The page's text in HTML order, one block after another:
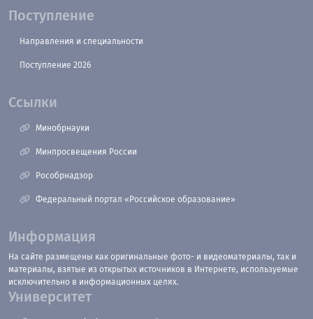
Поступление
Направления и специальности
Поступление 2026
Ссылки
Минобрнауки
Минпросвещения России
Рособрнадзор
Федеральный портал «Российское образование»
Информация
На сайте размещены как оригинальные фото- и видеоматериалы, так и
материалы, взятые из открытых источников в Интернете, используемые
исключительно в информационных целях.
Университет